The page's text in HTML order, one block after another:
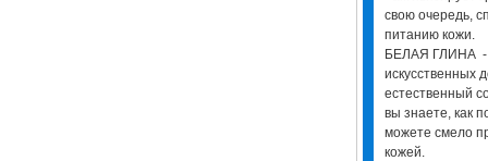
свою очередь,
питанию кожи.
БЕЛАЯ ГЛИНА -
искусственных
естественный
вы знаете, как
можете смело
кожей.